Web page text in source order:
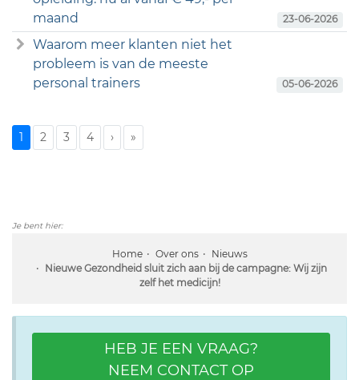
maand
23-06-2026
Waarom meer klanten niet het
probleem is van de meeste
personal trainers
05-06-2026
1 2 3 4 › »
Je bent hier:
Home Over ons
Nieuws
Nieuwe Gezondheid sluit zich aan bij de campagne: Wij zijn
zelf het medicijn!
HEB JE EEN VRAAG?
NEEM CONTACT OP